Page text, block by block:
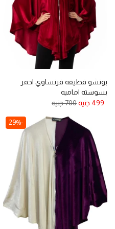
بونشو قطيفه فرنساوي احمر
بسوسته اماميه
499 جنيه
700 جنيه
-29%